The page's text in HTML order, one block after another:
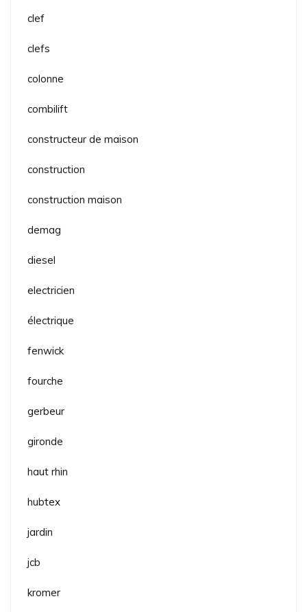
clef
clefs
colonne
combilift
constructeur de maison
construction
construction maison
demag
diesel
electricien
électrique
fenwick
fourche
gerbeur
gironde
haut rhin
hubtex
jardin
jcb
kromer